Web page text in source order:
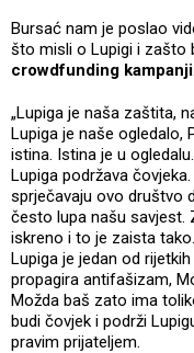
Bursać nam je poslao
što misli o Lupigi i zašto
crowdfunding kampanji.
„Lupiga je naša zaštita,
Lupiga je naše ogledalo,
istina. Istina je u
Lupiga podržava
sprječavaju ovo društvo
često lupa našu savjest.
iskreno i to je zaista
Lupiga je jedan od
propagira antifašizam,
Možda baš zato ima
budi čovjek i podrži
pravim prijateljem.